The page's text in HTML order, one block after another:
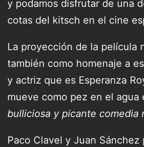
y podamos disfrutar de una
cotas del kitsch en el cine
La proyección de la película
también como homenaje a
y actriz que es Esperanza
mueve como pez en el agua
bulliciosa y picante comedia
Paco Clavel y Juan Sánchez